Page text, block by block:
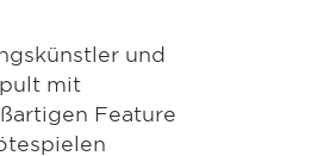
und
mit
Feature